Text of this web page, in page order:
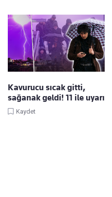
Kavurucu sıcak gitti,
sağanak geldi! 11 ile uyarı
Kaydet